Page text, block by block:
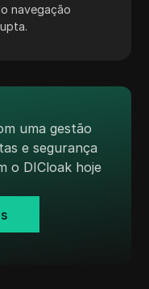
navegação
uma gestão
e segurança
o DICloak hoje